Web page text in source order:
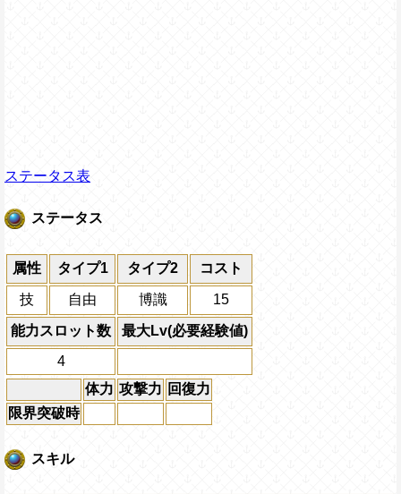
ステータス表
ステータス
属性 タイプ1 タイプ2 コスト
技 自由 博識 15
能力スロット数
最大Lv(必要経験値)
4
体力 攻撃力 回復力
限界突破時
スキル